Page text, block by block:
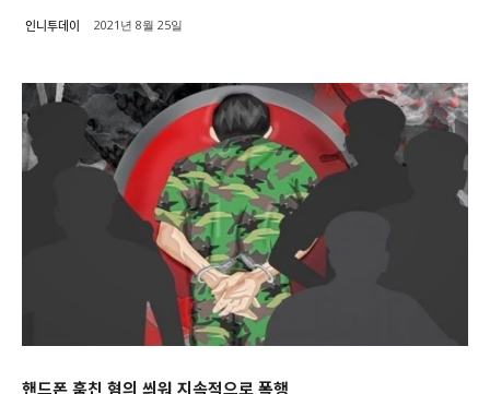
인니투데이 2021년 8월 25일
핸드폰 훔친 혐의 씌워 지속적으로 폭행